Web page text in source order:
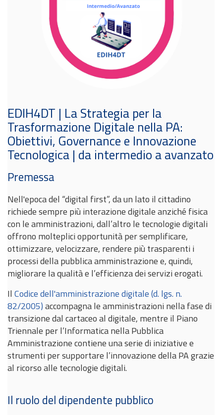
EDIH4DT | La Strategia per la
Trasformazione Digitale nella PA:
Obiettivi, Governance e Innovazione
Tecnologica | da intermedio a avanzato
Premessa
Nell'epoca del “digital first”, da un lato il cittadino
richiede sempre più interazione digitale anziché fisica
con le amministrazioni, dall’altro le tecnologie digitali
offrono molteplici opportunità per semplificare,
ottimizzare, velocizzare, rendere più trasparenti i
processi della pubblica amministrazione e, quindi,
migliorare la qualità e l’efficienza dei servizi erogati.
Il Codice dell'amministrazione digitale (d. lgs. n.
82/2005)accompagna le amministrazioni nella fase di
transizione dal cartaceo al digitale, mentre il Piano
Triennale per l’Informatica nella Pubblica
Amministrazione contiene una serie di iniziative e
strumenti per supportare l’innovazione della PA grazie
al ricorso alle tecnologie digitali.
Il ruolo del dipendente pubblico